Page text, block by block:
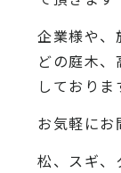
企業様や、
どの庭木
しておりま
お気軽にお
松、スギ、